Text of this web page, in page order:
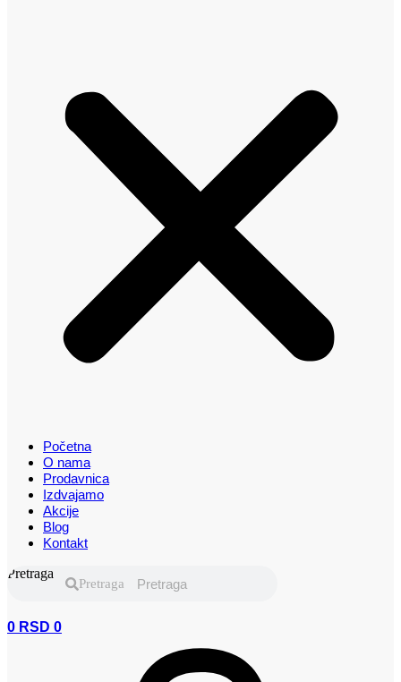
Početna
O nama
Prodavnica
Izdvajamo
Akcije
Blog
Kontakt
Pretraga
Pretraga
0 RSD 0